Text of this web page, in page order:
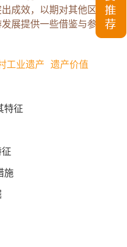
成效，以期对其他区域同
展提供一些借鉴与参考价
工业遗产 遗产价值
特征
施